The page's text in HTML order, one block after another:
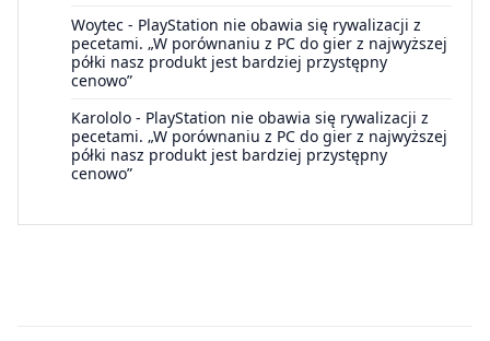
Woytec - PlayStation nie obawia się rywalizacji z
pecetami. „W porównaniu z PC do gier z najwyższej
półki nasz produkt jest bardziej przystępny
cenowo”
Karololo - PlayStation nie obawia się rywalizacji z
pecetami. „W porównaniu z PC do gier z najwyższej
półki nasz produkt jest bardziej przystępny
cenowo”